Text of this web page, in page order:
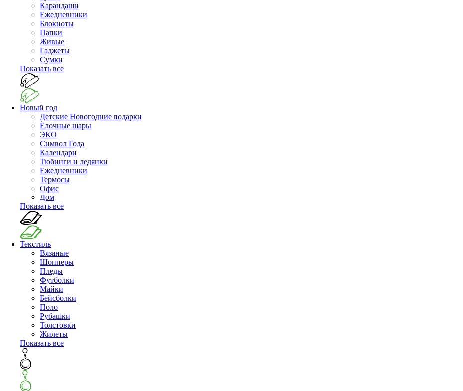
Карандаши
Ежедневники
Блокноты
Папки
Живые
Гаджеты
Сумки
Показать все
Новый год
Детские Новогодние подарки
Ёлочные шары
ЭКО
Символ Года
Календари
Тюбинги и ледянки
Ежедневники
Термосы
Офис
Дом
Показать все
Текстиль
Вязаные
Шопперы
Пледы
Футболки
Майки
Бейсболки
Поло
Рубашки
Толстовки
Жилеты
Показать все